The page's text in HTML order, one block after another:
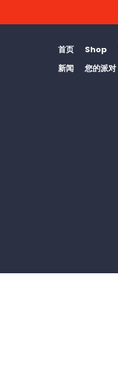
首页 Shop
新闻
您的派对